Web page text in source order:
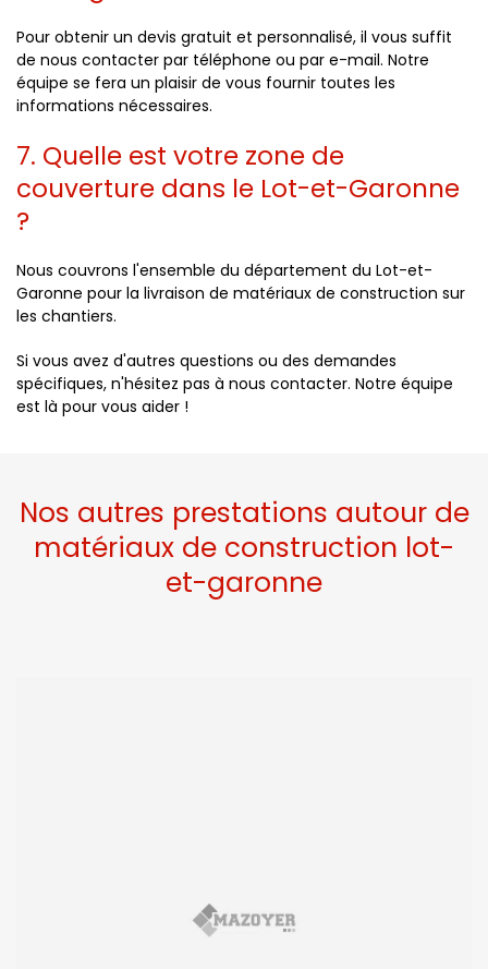
Pour obtenir un devis gratuit et personnalisé, il vous suffit
de nous contacter par téléphone ou par e-mail. Notre
équipe se fera un plaisir de vous fournir toutes les
informations nécessaires.
7. Quelle est votre zone de
couverture dans le Lot-et-Garonne
?
Nous couvrons l'ensemble du département du Lot-et-
Garonne pour la livraison de matériaux de construction sur
les chantiers.
Si vous avez d'autres questions ou des demandes
spécifiques, n'hésitez pas à nous contacter. Notre équipe
est là pour vous aider !
Nos autres prestations autour de
matériaux de construction lot-
et-garonne